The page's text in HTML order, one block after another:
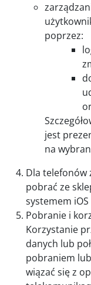
poprzez:
jest
na
Dla telefonów
pobrać ze
systemem
Pobranie i
Korzystanie
danych lub
pobraniem
wiązać się z